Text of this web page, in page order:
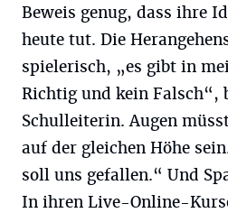
Beweis genug, dass ihre
heute tut. Die
spielerisch, „es gibt in
Richtig und kein Falsch“,
Schulleiterin. Augen
auf der gleichen Höhe
soll uns gefallen.“ Und
In ihren Live-Online-